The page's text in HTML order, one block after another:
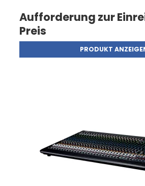
Aufforderung zur
Preis
PRODUKT